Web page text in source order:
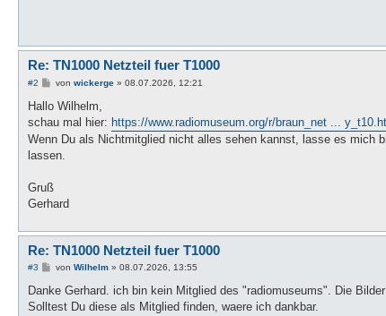
Re: TN1000 Netzteil fuer T1000
#2
B
i
r
a
g
von wickerge» 08.07.2026, 12:21
Hallo Wilhelm,
schau mal hier: https://www.radiomuseum.org/r/braun_net ...
Wenn Du als Nichtmitglied nicht alles sehen kannst, lasse es mich
lassen.
Gruß
Gerhard
Re: TN1000 Netzteil fuer T1000
#3
B
i
r
von Wilhelm» 08.07.2026, 13:55
Danke Gerhard. ich bin kein Mitglied des "radiomuseums". Die
Solltest Du diese als Mitglied finden, waere ich dankbar.